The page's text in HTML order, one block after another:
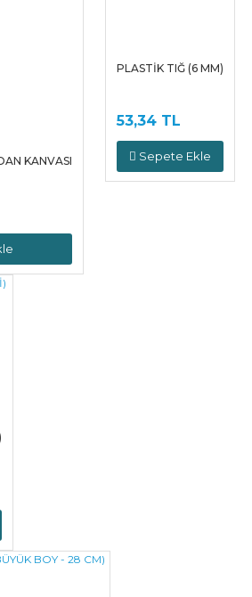
KANVASI
PLASTİK TIĞ (6 MM)
53,34 TL
Sepete Ekle